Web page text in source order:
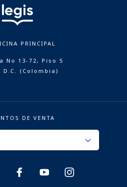
PRINCIPAL
No 13-72, Piso 5
D.C. (Colombia)
DE VENTA